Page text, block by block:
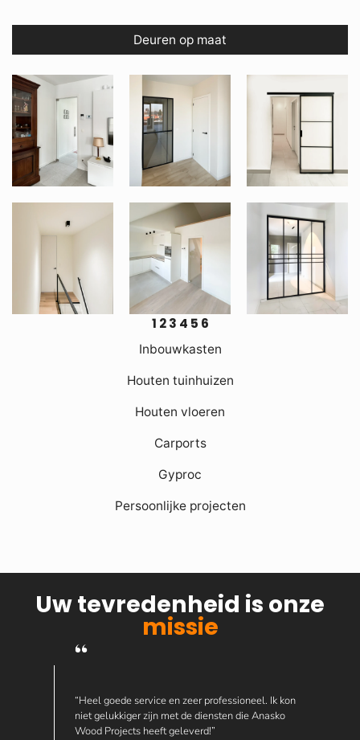
Deuren op maat
Inbouwkasten
Houten tuinhuizen
Houten vloeren
Carports
Gyproc
Persoonlijke projecten
1 2 3 4 5 6
Uw tevredenheid is onze
missie
“Heel goede service en zeer professioneel. Ik kon
niet gelukkiger zijn met de diensten die Anasko
Wood Projects heeft geleverd!”